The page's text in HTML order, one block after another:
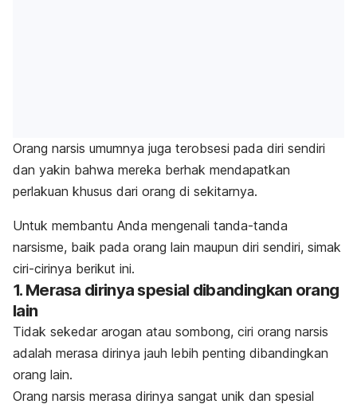
Orang narsis umumnya juga terobsesi pada diri sendiri
dan yakin bahwa mereka berhak mendapatkan
perlakuan khusus dari orang di sekitarnya.
Untuk membantu Anda mengenali tanda-tanda
narsisme, baik pada orang lain maupun diri sendiri, simak
ciri-cirinya berikut ini.
1. Merasa dirinya spesial dibandingkan orang
lain
Tidak sekedar arogan atau sombong, ciri orang narsis
adalah merasa dirinya jauh lebih penting dibandingkan
orang lain.
Orang narsis merasa dirinya sangat unik dan spesial